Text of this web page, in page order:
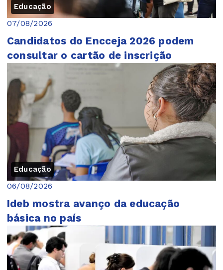
Educação
07/08/2026
Candidatos do Encceja 2026 podem
consultar o cartão de inscrição
Educação
06/08/2026
Ideb mostra avanço da educação
básica no país